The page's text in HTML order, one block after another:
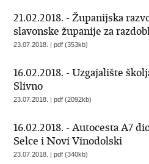
21.02.2018. - Županijska
slavonske županije za
23.07.2018. | pdf (353kb)
16.02.2018. - Uzgajalište
Slivno
23.07.2018. | pdf (2092kb)
16.02.2018. - Autocesta A7
Selce i Novi Vinodolski
23.07.2018. | pdf (340kb)